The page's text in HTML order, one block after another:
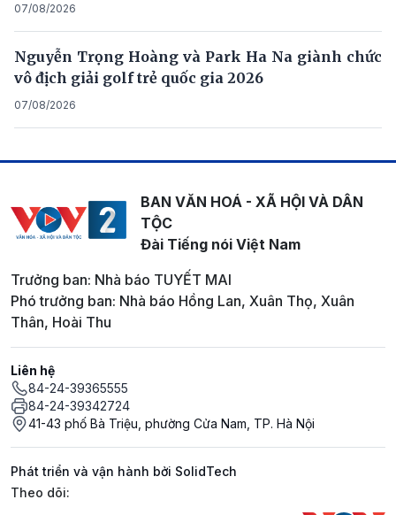
07/08/2026
Nguyễn Trọng Hoàng và Park Ha Na giành chức
vô địch giải golf trẻ quốc gia 2026
07/08/2026
BAN VĂN HOÁ - XÃ HỘI VÀ DÂN
TỘC
Đài Tiếng nói Việt Nam
Trưởng ban: Nhà báo TUYẾT MAI
Phó trưởng ban: Nhà báo Hồng Lan, Xuân Thọ, Xuân
Thân, Hoài Thu
Liên hệ
84-24-39365555
84-24-39342724
41-43 phố Bà Triệu, phường Cửa Nam, TP. Hà Nội
Phát triển và vận hành bởi SolidTech
Mạng xã hội
Theo dõi: